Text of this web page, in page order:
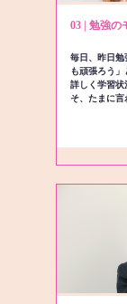
03 | 勉強の
毎日、昨日勉
も頑張ろう」
詳しく学習状
そ、たまに言